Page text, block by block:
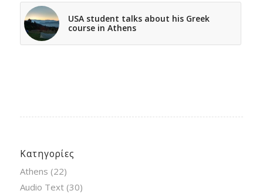
USA student talks about his Greek
course in Athens
Κατηγορίες
Athens (22)
Audio Text(30)